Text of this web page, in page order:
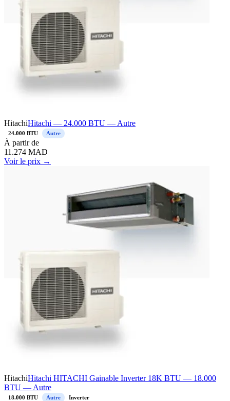
HitachiHitachi — 24.000 BTU — Autre
24.000 BTU Autre
À partir de
11.274 MAD
Voir le prix →
HitachiHitachi HITACHI Gainable Inverter 18K BTU — 18.000
BTU — Autre
18.000 BTU Autre Inverter